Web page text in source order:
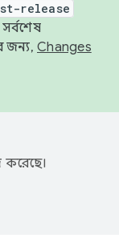
release
জন্য, Changes